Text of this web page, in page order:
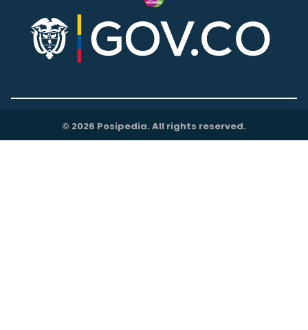
© 2026 Posipedia. All rights reserved.